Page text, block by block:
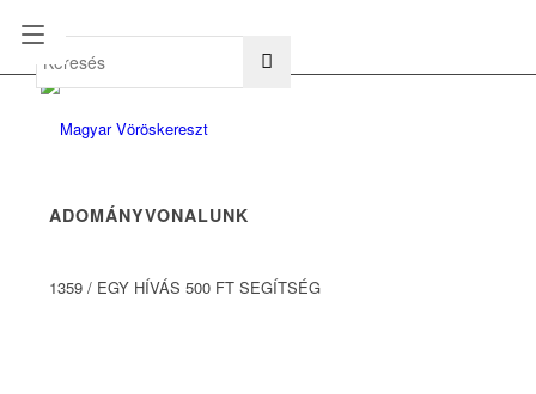
ADOMÁNYVONALUNK
1359 / EGY HÍVÁS 500 FT SEGÍTSÉG